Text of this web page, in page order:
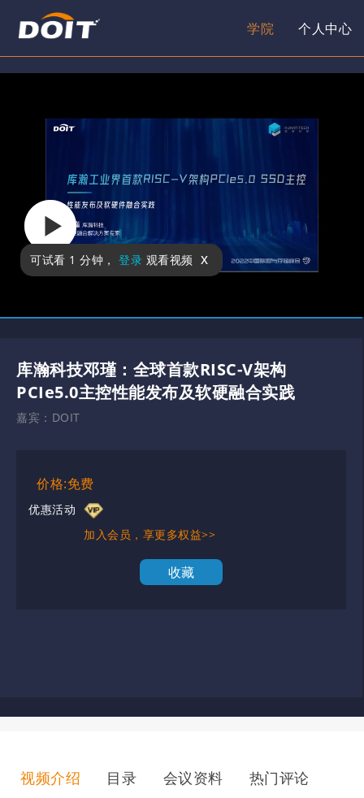
学院 个人中心
可试看 1 分钟 ， 登录 观看视频 x
库瀚科技邓瑾：全球首款RISC-V架构
PCIe5.0主控性能发布及软硬融合实践
嘉宾： DOIT
价格:免费
优惠活动
加入会员，享更多权益>>
收藏
视频介绍 目录 会议资料 热门评论